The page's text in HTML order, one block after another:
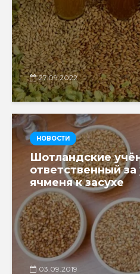
27.09.2022
НОВОСТИ
Шотландские
ответственный за
ячменя к засухе
03.09.2019